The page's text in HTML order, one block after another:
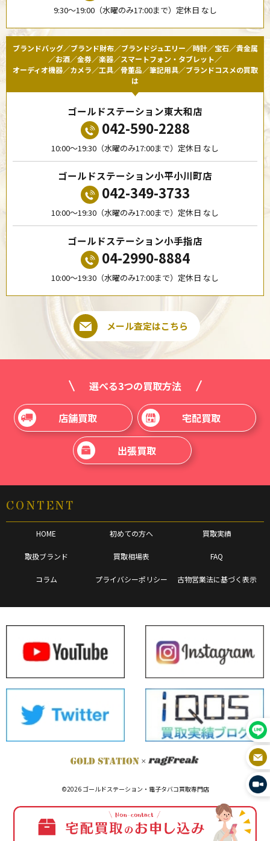
9:30〜19:00（水曜のみ17:00まで）定休日 なし
ブランドバッグ／ブランド財布／ブランドジュエリー／時計／宝石／貴金属
／お酒／金券／楽器／スマートフォン・タブレット／
オーディオ機器／カメラ／工具／骨董品／筆記用具／ブランドコスメの買取
は
ゴールドステーション東大和店
042-590-2288
10:00〜19:30（水曜のみ17:00まで）定休日 なし
ゴールドステーション小平小川町店
042-349-3733
10:00〜19:30（水曜のみ17:00まで）定休日 なし
ゴールドステーション小手指店
04-2990-8884
10:00〜19:30（水曜のみ17:00まで）定休日 なし
メール査定はこちら
選べる3つの買取方法
店舗買取 宅配買取
出張買取
CONTENT
HOME 初めての方へ 買取実績
取扱ブランド 買取相場表 FAQ
コラム プライバシーポリシー 古物営業法に基づく表示
©2026 ゴールドステーション・電子タバコ買取専門店